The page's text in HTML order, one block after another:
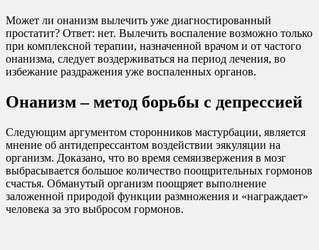
Может ли онанизм вылечить уже диагностированный
простатит? Ответ: нет. Вылечить воспаление возможно только
при комплексной терапии, назначенной врачом и от частого
онанизма, следует воздерживаться на период лечения, во
избежание раздражения уже воспаленных органов.
Онанизм – метод борьбы с депрессией
Следующим аргументом сторонников мастурбации, является
мнение об антидепрессантом воздействии эякуляции на
организм. Доказано, что во время семяизвержения в мозг
выбрасывается большое количество поощрительных гормонов
счастья. Обманутый организм поощряет выполнение
заложенной природой функции размножения и «награждает»
человека за это выбросом гормонов.